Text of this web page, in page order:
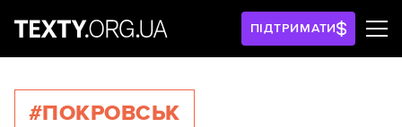
ПІДТРИМАТИ
#ПОКРОВСЬК